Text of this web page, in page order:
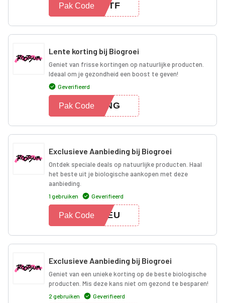
TSTF
Pak Code
Lente korting bij Biogroei
Geniet van frisse kortingen op natuurlijke producten.
Ideaal om je gezondheid een boost te geven!
Geverifieerd
TING
Pak Code
Exclusieve Aanbieding bij Biogroei
Ontdek speciale deals op natuurlijke producten. Haal
het beste uit je biologische aankopen met deze
aanbieding.
1 gebruiken Geverifieerd
SNEU
Pak Code
Exclusieve Aanbieding bij Biogroei
Geniet van een unieke korting op de beste biologische
producten. Mis deze kans niet om gezond te besparen!
2 gebruiken Geverifieerd